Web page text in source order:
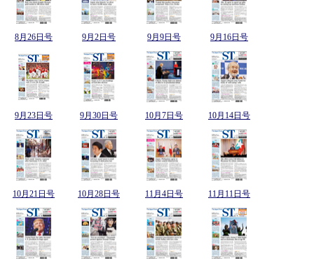
8月26日号 9月2日号 9月9日号 9月16日号
9月23日号 9月30日号 10月7日号 10月14日号
10月21日号 10月28日号 11月4日号 11月11日号